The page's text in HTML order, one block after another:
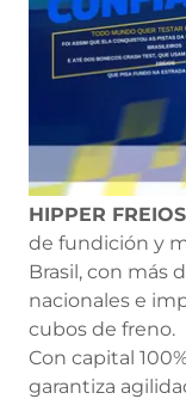
HIPPER FREIOS
de fundición y
Brasil, con más
nacionales e
cubos de freno.
Con capital
garantiza